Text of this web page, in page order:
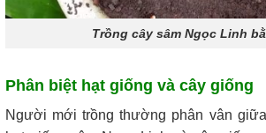
Trồng cây sâm Ngọc Linh
Phân biệt hạt giống và cây giống
Người mới trồng thường phân vân